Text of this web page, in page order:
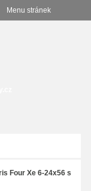
Four Xe 6-24x56 s